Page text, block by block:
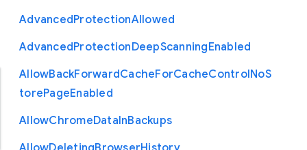
AdvancedProtectionAllowed
AdvancedProtectionDeepScanningEnabled
AllowBackForwardCacheForCacheControlNoS
torePageEnabled
AllowChromeDataInBackups